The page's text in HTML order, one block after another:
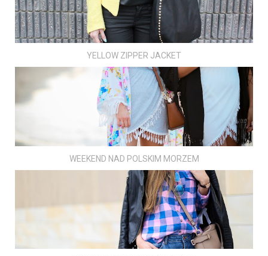
YELLOW ZIPPER JACKET
WEEKEND NAD POLSKIM MORZEM